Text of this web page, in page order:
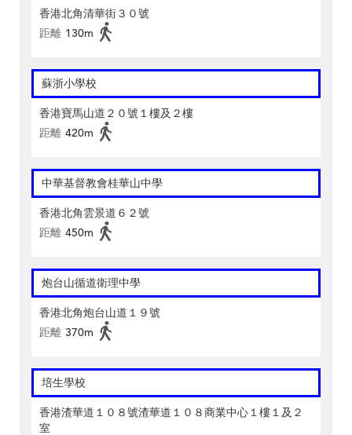
香港北角清華街３０號
距離 130m
蘇浙小學校
香港寶馬山道２０號１樓及２樓
距離 420m
中華基督教會桂華山中學
香港北角雲景道６２號
距離 450m
炮台山循道衛理中學
香港北角炮台山道１９號
距離 370m
培生學校
香港渣華道１０８號渣華道１０８商業中心１樓１及２
室